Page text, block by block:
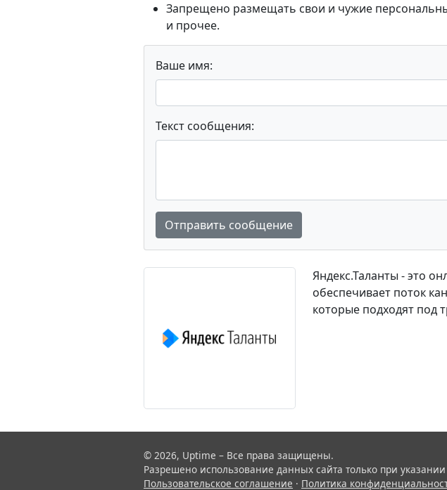
Запрещено размещать свои и чужие
и прочее.
Ваше имя:
Текст сообщения:
Отправить сообщение
Яндекс.Таланты - это
обеспечивает поток
которые подходят под
© 2026, Uptime – Все права защищены.
Разрешено использование данных сайта только при
Пользовательское соглашение · Политика